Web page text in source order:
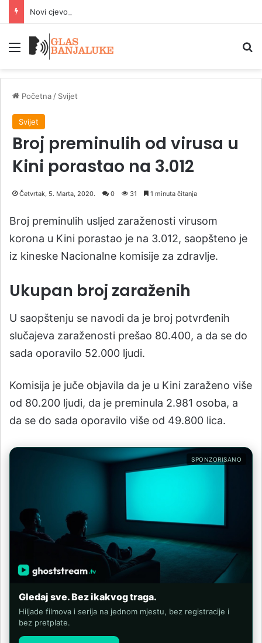
Meni
Početna / Svijet
Svijet
Broj preminulih od virusa u
Kini porastao na 3.012
Četvrtak, 5. Marta, 2020. 0 31 1 minuta čitanja
Broj preminulih usljed zaraženosti virusom
korona u Kini porastao je na 3.012, saopšteno je
iz kineske Nacionalne komisije za zdravlje.
Ukupan broj zaraženih
U saopštenju se navodi da je broj potvrđenih
slučajeva zaraženosti prešao 80.400, a da se do
sada oporavilo 52.000 ljudi.
Komisija je juče objavila da je u Kini zaraženo više
od 80.200 ljudi, da je preminula 2.981 osoba, a
da se do sada oporavilo više od 49.800 lica.
SPONZORISANO
Gledaj sve. Bez ikakvog traga.
Hiljade filmova i serija na jednom mjestu, bez registracije i
bez pretplate.